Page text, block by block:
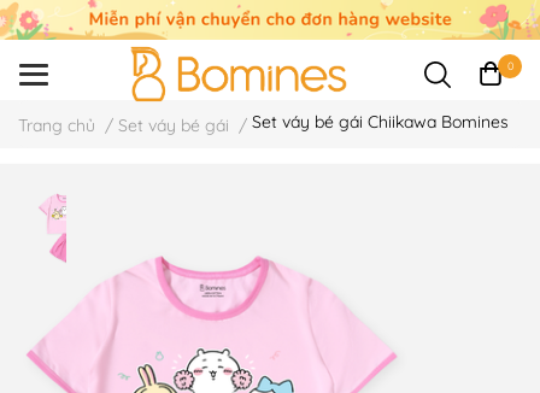
0
Trang chủ / Set váy bé gái / Set váy bé gái Chiikawa Bomines